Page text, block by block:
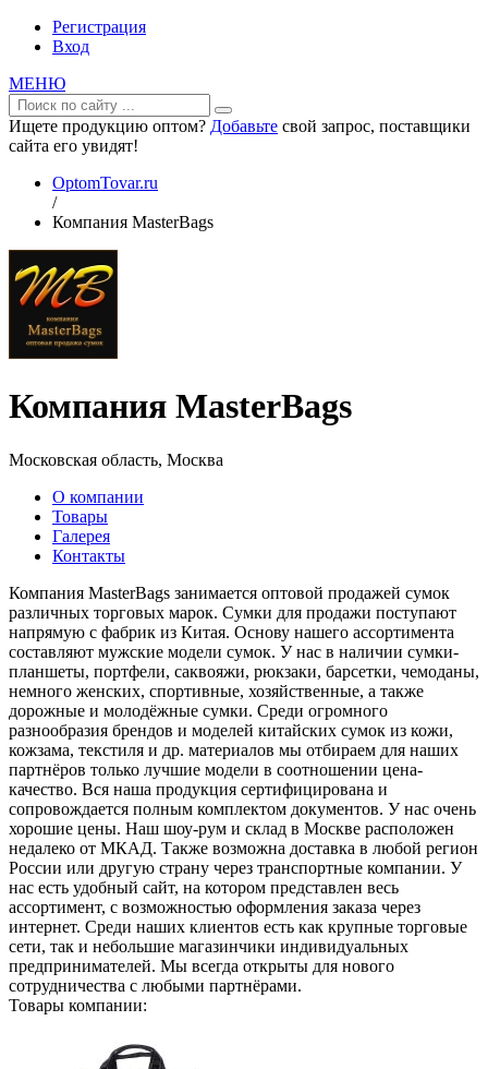
Регистрация
Вход
МЕНЮ
Ищете продукцию оптом? Добавьте свой запрос, поставщики
сайта его увидят!
OptomTovar.ru
/
Компания MasterBags
Компания MasterBags
Московская область, Москва
О компании
Товары
Галерея
Контакты
Компания MasterBags занимается оптовой продажей сумок
различных торговых марок. Сумки для продажи поступают
напрямую с фабрик из Китая. Основу нашего ассортимента
составляют мужские модели сумок. У нас в наличии сумки-
планшеты, портфели, саквояжи, рюкзаки, барсетки, чемоданы,
немного женских, спортивные, хозяйственные, а также
дорожные и молодёжные сумки. Среди огромного
разнообразия брендов и моделей китайских сумок из кожи,
кожзама, текстиля и др. материалов мы отбираем для наших
партнёров только лучшие модели в соотношении цена-
качество. Вся наша продукция сертифицирована и
сопровождается полным комплектом документов. У нас очень
хорошие цены. Наш шоу-рум и склад в Москве расположен
недалеко от МКАД. Также возможна доставка в любой регион
России или другую страну через транспортные компании. У
нас есть удобный сайт, на котором представлен весь
ассортимент, с возможностью оформления заказа через
интернет. Среди наших клиентов есть как крупные торговые
сети, так и небольшие магазинчики индивидуальных
предпринимателей. Мы всегда открыты для нового
сотрудничества с любыми партнёрами.
Товары компании: